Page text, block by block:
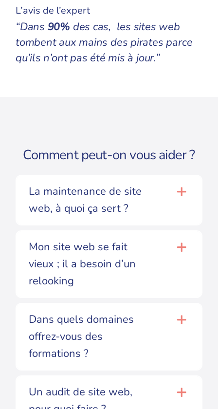
L’avis de l’expert
“Dans 90% des cas, les sites web
tombent aux mains des pirates parce
qu’ils n’ont pas été mis à jour.”
Comment peut-on vous aider ?
La maintenance de site
web, à quoi ça sert ?
Mon site web se fait
vieux ; il a besoin d’un
relooking
Dans quels domaines
offrez-vous des
formations ?
Un audit de site web,